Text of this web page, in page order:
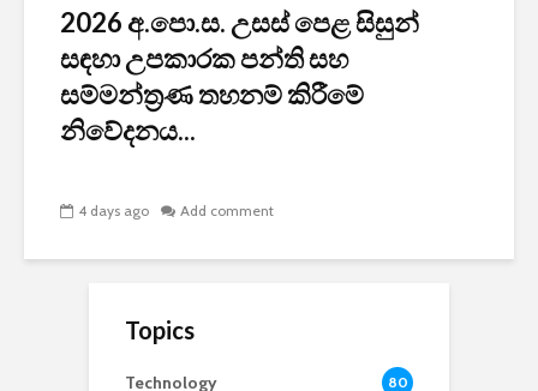
2026 අ.පො.ස. උසස් පෙළ සිසුන්
සඳහා උපකාරක පන්ති සහ
සම්මන්ත්‍රණ තහනම් කිරීමේ
නිවේදනය...
4 days ago Add comment
Topics
Technology 80